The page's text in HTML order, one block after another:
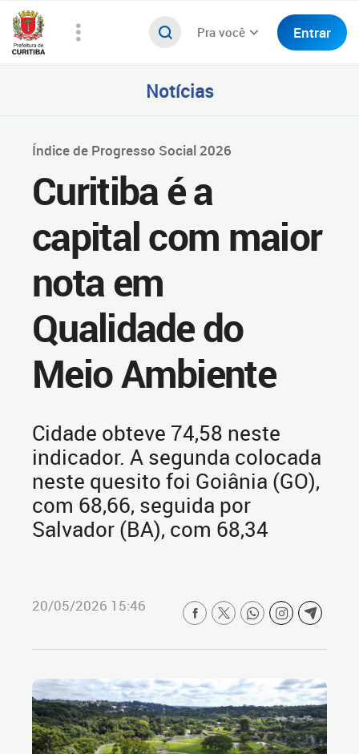
Pra você Entrar
Notícias
Índice de Progresso Social 2026
Curitiba é a
capital com maior
nota em
Qualidade do
Meio Ambiente
Cidade obteve 74,58 neste
indicador. A segunda colocada
neste quesito foi Goiânia (GO),
com 68,66, seguida por
Salvador (BA), com 68,34
20/05/2026 15:46